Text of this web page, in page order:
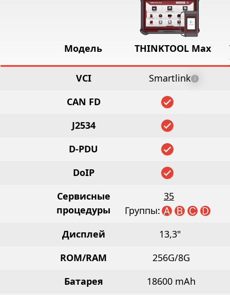
Модель THINKTOOL Max
VCI
Дисплей
ROM/RAM
Батарея
Smartlink
13,3"
256G/8G
18600 mAh
Сервисные
процедуры
35
CAN FD
D-PDU
DoIP
J2534
Группы: